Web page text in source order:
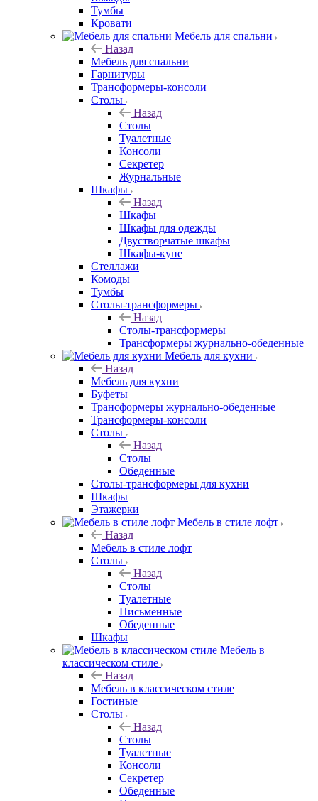
Тумбы
Кровати
Мебель для спальни
Назад
Мебель для спальни
Гарнитуры
Трансформеры-консоли
Столы
Назад
Столы
Туалетные
Консоли
Секретер
Журнальные
Шкафы
Назад
Шкафы
Шкафы для одежды
Двустворчатые шкафы
Шкафы-купе
Стеллажи
Комоды
Тумбы
Столы-трансформеры
Назад
Столы-трансформеры
Трансформеры журнально-обеденные
Мебель для кухни
Назад
Мебель для кухни
Буфеты
Трансформеры журнально-обеденные
Трансформеры-консоли
Столы
Назад
Столы
Обеденные
Столы-трансформеры для кухни
Шкафы
Этажерки
Мебель в стиле лофт
Назад
Мебель в стиле лофт
Столы
Назад
Столы
Туалетные
Письменные
Обеденные
Шкафы
Мебель в
классическом стиле
Назад
Мебель в классическом стиле
Гостиные
Столы
Назад
Столы
Туалетные
Консоли
Секретер
Обеденные